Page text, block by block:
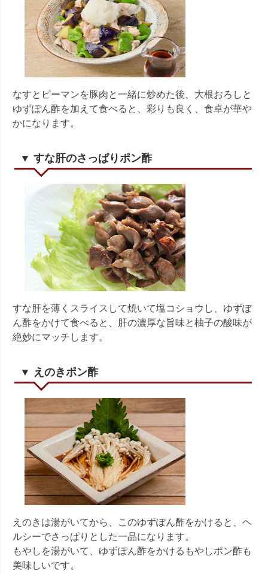
なすとピーマンを豚肉と一緒に炒めた後、大根おろしと
ゆずぽん酢を加えて食べると、彩りも良く、食卓が華や
かになります。
▼ すな肝のさっぱりポン酢
すな肝を薄くスライスして焼いて塩コショウし、ゆずぽ
ん酢をかけて食べると、肝の濃厚な旨味と柚子の酸味が
絶妙にマッチします。
▼ えのきポン酢
えのきは湯がいてから、このゆずぽん酢をかけると、ヘ
ルシーでさっぱりとした一品になります。
もやしを湯がいて、ゆずぽん酢をかけるもやしポン酢も
美味しいです。